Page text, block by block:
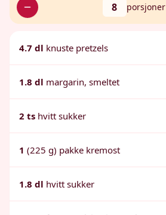
8 porsjoner
4.7 dl knuste pretzels
1.8 dl margarin, smeltet
2 ts hvitt sukker
1 (225 g) pakke kremost
1.8 dl hvitt sukker